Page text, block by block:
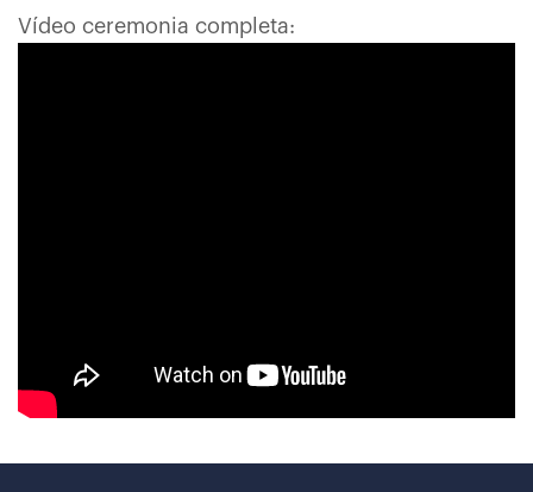
Vídeo ceremonia completa: